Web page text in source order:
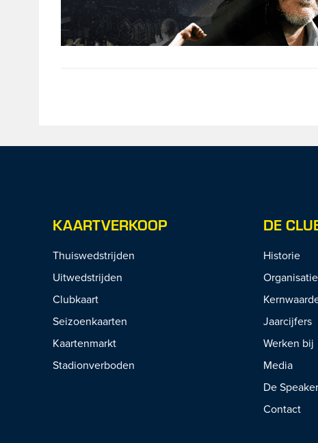
KAARTVERKOOP
Thuiswedstrijden
Uitwedstrijden
Clubkaart
Seizoenkaarten
Kaartenmarkt
Stadionverboden
DE
Historie
Organisatie
Jaarcijfers
Werken bij
Media
De Speaker
Contact